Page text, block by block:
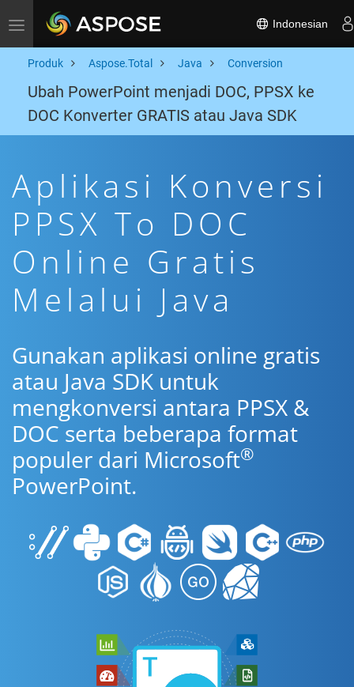
Toggle navigation Indonesian
Produk Aspose.Total Java Conversion
Ubah PowerPoint menjadi DOC, PPSX ke
DOC Konverter GRATIS atau Java SDK
Aplikasi Konversi
PPSX To DOC
Online Gratis
Melalui Java
Gunakan aplikasi online gratis
atau Java SDK untuk
mengkonversi antara PPSX &
DOC serta beberapa format
populer dari Microsoft®
PowerPoint.